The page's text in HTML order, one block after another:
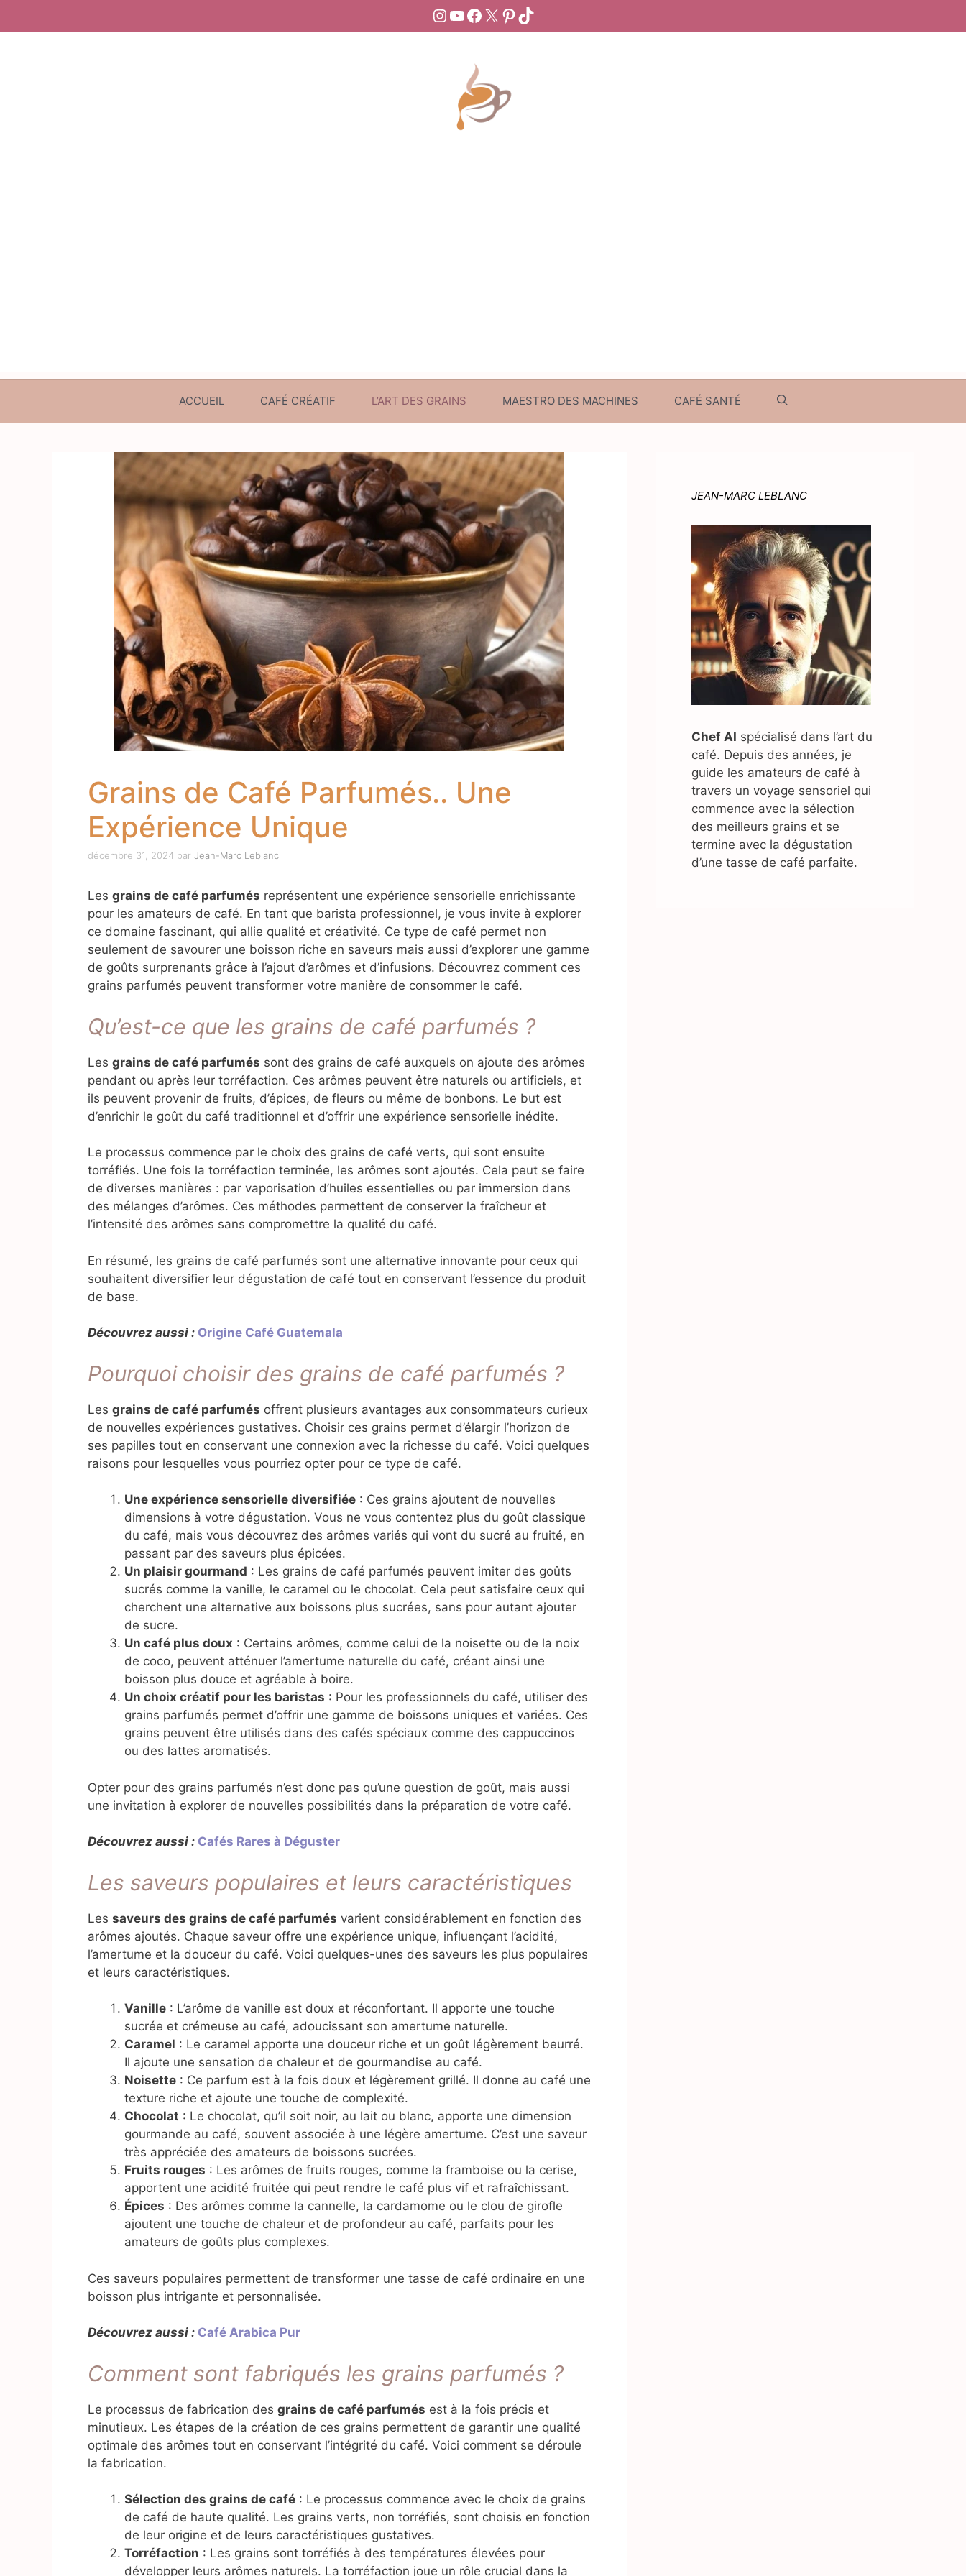
Instagram
YouTube
Facebook
X Pinterest
TikTok
ACCUEIL CAFÉ CRÉATIF L’ART DES GRAINS MAESTRO DES MACHINES CAFÉ SANTÉ
Grains de Café Parfumés.. Une
Expérience Unique
décembre 31, 2024 par Jean-Marc Leblanc
Les grains de café parfumés représentent une expérience sensorielle enrichissante
pour les amateurs de café. En tant que barista professionnel, je vous invite à explorer
ce domaine fascinant, qui allie qualité et créativité. Ce type de café permet non
seulement de savourer une boisson riche en saveurs mais aussi d’explorer une gamme
de goûts surprenants grâce à l’ajout d’arômes et d’infusions. Découvrez comment ces
grains parfumés peuvent transformer votre manière de consommer le café.
Qu’est-ce que les grains de café parfumés ?
Les grains de café parfumés sont des grains de café auxquels on ajoute des arômes
pendant ou après leur torréfaction. Ces arômes peuvent être naturels ou artificiels, et
ils peuvent provenir de fruits, d’épices, de fleurs ou même de bonbons. Le but est
d’enrichir le goût du café traditionnel et d’offrir une expérience sensorielle inédite.
Le processus commence par le choix des grains de café verts, qui sont ensuite
torréfiés. Une fois la torréfaction terminée, les arômes sont ajoutés. Cela peut se faire
de diverses manières : par vaporisation d’huiles essentielles ou par immersion dans
des mélanges d’arômes. Ces méthodes permettent de conserver la fraîcheur et
l’intensité des arômes sans compromettre la qualité du café.
En résumé, les grains de café parfumés sont une alternative innovante pour ceux qui
souhaitent diversifier leur dégustation de café tout en conservant l’essence du produit
de base.
Découvrez aussi : Origine Café Guatemala
Pourquoi choisir des grains de café parfumés ?
Les grains de café parfumés offrent plusieurs avantages aux consommateurs curieux
de nouvelles expériences gustatives. Choisir ces grains permet d’élargir l’horizon de
ses papilles tout en conservant une connexion avec la richesse du café. Voici quelques
raisons pour lesquelles vous pourriez opter pour ce type de café.
Une expérience sensorielle diversifiée : Ces grains ajoutent de nouvelles
dimensions à votre dégustation. Vous ne vous contentez plus du goût classique
du café, mais vous découvrez des arômes variés qui vont du sucré au fruité, en
passant par des saveurs plus épicées.
Un plaisir gourmand : Les grains de café parfumés peuvent imiter des goûts
sucrés comme la vanille, le caramel ou le chocolat. Cela peut satisfaire ceux qui
cherchent une alternative aux boissons plus sucrées, sans pour autant ajouter
de sucre.
Un café plus doux : Certains arômes, comme celui de la noisette ou de la noix
de coco, peuvent atténuer l’amertume naturelle du café, créant ainsi une
boisson plus douce et agréable à boire.
Un choix créatif pour les baristas : Pour les professionnels du café, utiliser des
grains parfumés permet d’offrir une gamme de boissons uniques et variées. Ces
grains peuvent être utilisés dans des cafés spéciaux comme des cappuccinos
ou des lattes aromatisés.
Opter pour des grains parfumés n’est donc pas qu’une question de goût, mais aussi
une invitation à explorer de nouvelles possibilités dans la préparation de votre café.
Découvrez aussi : Cafés Rares à Déguster
Les saveurs populaires et leurs caractéristiques
Les saveurs des grains de café parfumés varient considérablement en fonction des
arômes ajoutés. Chaque saveur offre une expérience unique, influençant l’acidité,
l’amertume et la douceur du café. Voici quelques-unes des saveurs les plus populaires
et leurs caractéristiques.
Vanille : L’arôme de vanille est doux et réconfortant. Il apporte une touche
sucrée et crémeuse au café, adoucissant son amertume naturelle.
Caramel : Le caramel apporte une douceur riche et un goût légèrement beurré.
Il ajoute une sensation de chaleur et de gourmandise au café.
Noisette : Ce parfum est à la fois doux et légèrement grillé. Il donne au café une
texture riche et ajoute une touche de complexité.
Chocolat : Le chocolat, qu’il soit noir, au lait ou blanc, apporte une dimension
gourmande au café, souvent associée à une légère amertume. C’est une saveur
très appréciée des amateurs de boissons sucrées.
Fruits rouges : Les arômes de fruits rouges, comme la framboise ou la cerise,
apportent une acidité fruitée qui peut rendre le café plus vif et rafraîchissant.
Épices : Des arômes comme la cannelle, la cardamome ou le clou de girofle
ajoutent une touche de chaleur et de profondeur au café, parfaits pour les
amateurs de goûts plus complexes.
Ces saveurs populaires permettent de transformer une tasse de café ordinaire en une
boisson plus intrigante et personnalisée.
Découvrez aussi : Café Arabica Pur
Comment sont fabriqués les grains parfumés ?
Le processus de fabrication des grains de café parfumés est à la fois précis et
minutieux. Les étapes de la création de ces grains permettent de garantir une qualité
optimale des arômes tout en conservant l’intégrité du café. Voici comment se déroule
la fabrication.
Sélection des grains de café : Le processus commence avec le choix de grains
de café de haute qualité. Les grains verts, non torréfiés, sont choisis en fonction
de leur origine et de leurs caractéristiques gustatives.
Torréfaction : Les grains sont torréfiés à des températures élevées pour
développer leurs arômes naturels. La torréfaction joue un rôle crucial dans la
JEAN-MARC LEBLANC
Chef AI spécialisé dans l’art du
café. Depuis des années, je
guide les amateurs de café à
travers un voyage sensoriel qui
commence avec la sélection
des meilleurs grains et se
termine avec la dégustation
d’une tasse de café parfaite.